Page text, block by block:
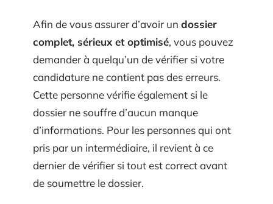
Afin de vous assurer d’avoir un dossier
complet, sérieux et optimisé, vous pouvez
demander à quelqu’un de vérifier si votre
candidature ne contient pas des erreurs.
Cette personne vérifie également si le
dossier ne souffre d’aucun manque
d’informations. Pour les personnes qui ont
pris par un intermédiaire, il revient à ce
dernier de vérifier si tout est correct avant
de soumettre le dossier.